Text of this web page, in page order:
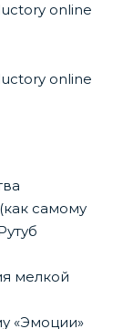
online
online
самому
мелкой
«Эмоции»